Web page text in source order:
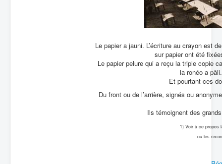
Le papier a jauni. L’écriture au crayon est
sur papier ont été
Le papier pelure qui a reçu la triple copie
la ronéo a
Et pourtant ces
Du front ou de l’arrière, signés ou
Ils témoignent des
1) Voir à ce propos
ou les